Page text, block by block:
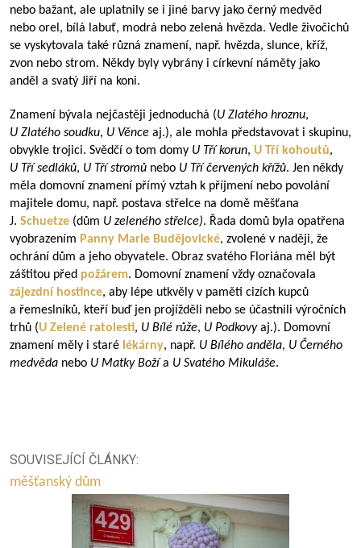
nebo bažant, ale uplatnily se i jiné barvy jako černý medvěd
nebo orel, bílá labuť, modrá nebo zelená hvězda. Vedle živočichů
se vyskytovala také různá znamení, např. hvězda, slunce, kříž,
zvon nebo strom. Někdy byly vybrány i církevní náměty jako
anděl a svatý Jiří na koni.
Znamení bývala nejčastěji jednoduchá (U Zlatého hroznu,
U Zlatého soudku, U Věnce aj.), ale mohla představovat i skupinu,
obvykle trojici. Svědčí o tom domy U Tří korun, U Tří kohoutů,
U Tří sedláků, U Tří stromů nebo U Tří červených křížů. Jen někdy
měla domovní znamení přímý vztah k příjmení nebo povolání
majitele domu, např. postava střelce na domě měšťana
J. Schuetze (dům U zeleného střelce). Řada domů byla opatřena
vyobrazením Panny Marie Budějovické, zvolené v naději, že
ochrání dům a jeho obyvatele. Obraz svatého Floriána měl být
záštitou před požárem. Domovní znamení vždy označovala
zájezdní hostince, aby lépe utkvěly v paměti cizích kupců
a řemeslníků, kteří buď jen projížděli nebo se účastnili výročních
trhů (U Zelené ratolesti, U Bílé růže, U Podkovyaj.). Domovní
znamení měly i staré lékárny, např. U Bílého anděla, U Černého
medvěda nebo U Matky Božía U Svatého Mikuláše.
SOUVISEJÍCÍ ČLÁNKY:
měšťanský dům